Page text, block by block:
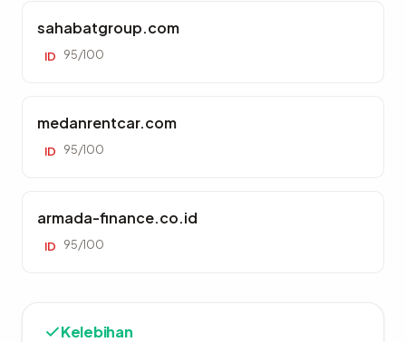
sahabatgroup.com
ID 95/100
medanrentcar.com
ID 95/100
armada-finance.co.id
ID 95/100
Kelebihan